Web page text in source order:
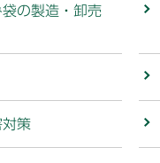
袋の製造・卸売
対策